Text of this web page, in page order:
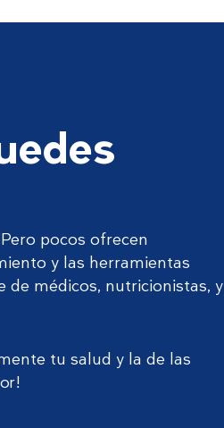
pocos ofrecen
y las herramientas
de médicos, nutricionistas, y
tu salud y la de las